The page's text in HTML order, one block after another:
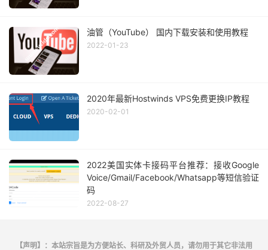
油管（YouTube） 国内下载安装和使用教程
2022-01-23
2020年最新Hostwinds VPS免费更换IP教程
2020-02-01
2022美国实体卡接码平台推荐：接收Google
Voice/Gmail/Facebook/Whatsapp等短信验证
码
2022-08-27
【声明】：本站宗旨是为方便站长、科研及外贸人员，请勿用于其它非法用